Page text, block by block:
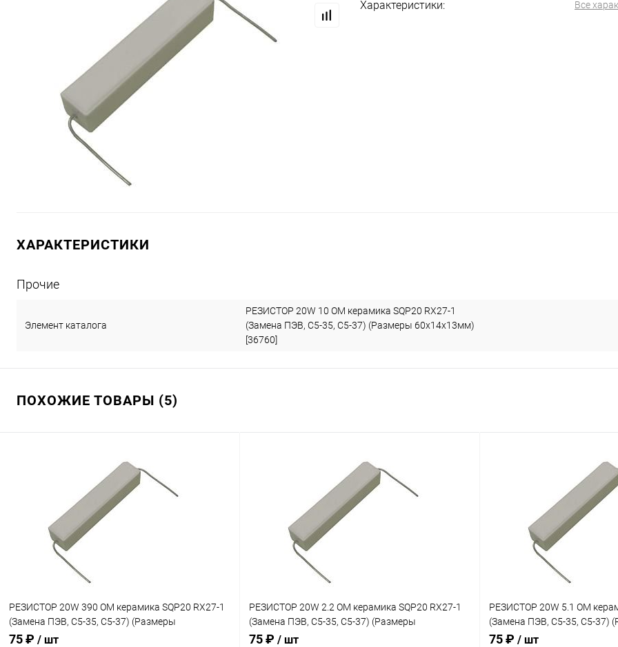
Видеонаблюдение, видеокамеры, контроль доступа Расходные, изолирующие
Оптика
Характеристики: Все
ХАРАКТЕРИСТИКИ
Прочие
Элемент каталога
РЕЗИСТОР 20W 10 OM керамика SQP20 RX27-1
(Замена ПЭВ, С5-35, С5-37) (Размеры 60х14х13мм)
[36760]
ПОХОЖИЕ ТОВАРЫ (5)
РЕЗИСТОР 20W 390 OM керамика SQP20 RX27-1
(Замена ПЭВ, С5-35, С5-37) (Размеры
60х14х13мм)
75 ₽ / шт
РЕЗИСТОР 20W 2.2 OM керамика SQP20 RX27-1
(Замена ПЭВ, С5-35, С5-37) (Размеры
60х14х13мм)
75 ₽ / шт
РЕЗИСТОР 20W 5.1 OM
(Замена ПЭВ, С5-35, С5-37)
60х14х13мм)
75 ₽ / шт